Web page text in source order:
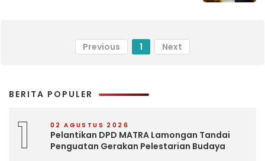
Previous 1 Next
BERITA POPULER
1 02 AGUSTUS 2026
Pelantikan DPD MATRA Lamongan Tandai
Penguatan Gerakan Pelestarian Budaya